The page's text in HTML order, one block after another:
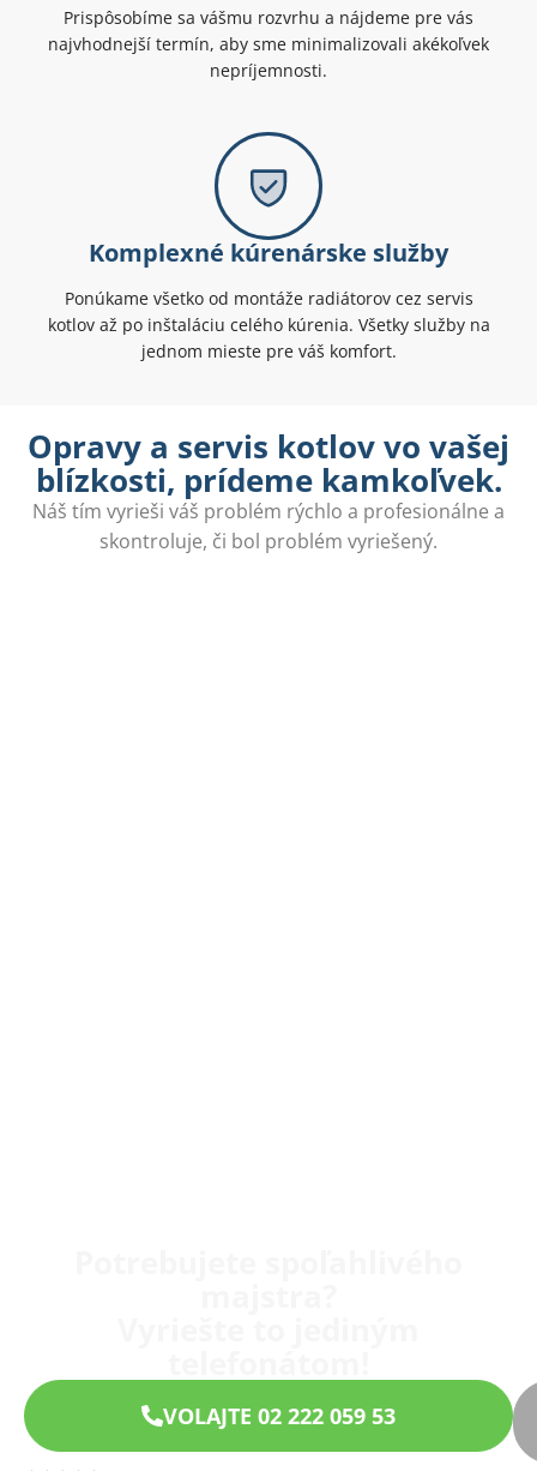
Prispôsobíme sa vášmu rozvrhu a nájdeme pre vás
najvhodnejší termín, aby sme minimalizovali akékoľvek
nepríjemnosti.
Komplexné kúrenárske služby
Ponúkame všetko od montáže radiátorov cez servis
kotlov až po inštaláciu celého kúrenia. Všetky služby na
jednom mieste pre váš komfort.
Opravy a servis kotlov vo vašej
blízkosti, prídeme kamkoľvek.
Náš tím vyrieši váš problém rýchlo a profesionálne a
skontroluje, či bol problém vyriešený.
VOLAJTE 02 222 059 53